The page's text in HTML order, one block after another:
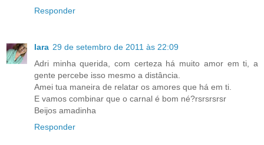
Responder
Iara 29 de setembro de 2011 às 22:09
Adri minha querida, com certeza há muito amor em ti, a
gente percebe isso mesmo a distância.
Amei tua maneira de relatar os amores que há em ti.
E vamos combinar que o carnal é bom né?rsrsrsrsr
Beijos amadinha
Responder